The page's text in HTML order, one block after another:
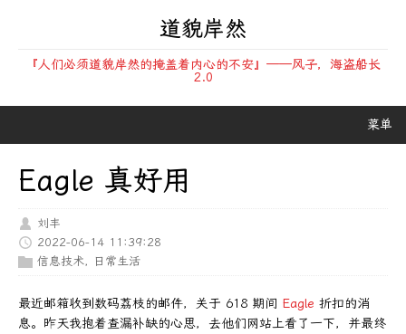
道貌岸然
『人们必须道貌岸然的掩盖着内心的不安』——风子，海盗船长
2.0
菜单
Eagle 真好用
刘丰
2022-06-14 11:39:28
信息技术, 日常生活
最近邮箱收到数码荔枝的邮件，关于 618 期间 Eagle 折扣的消
息。昨天我抱着查漏补缺的心思，去他们网站上看了一下，并最终